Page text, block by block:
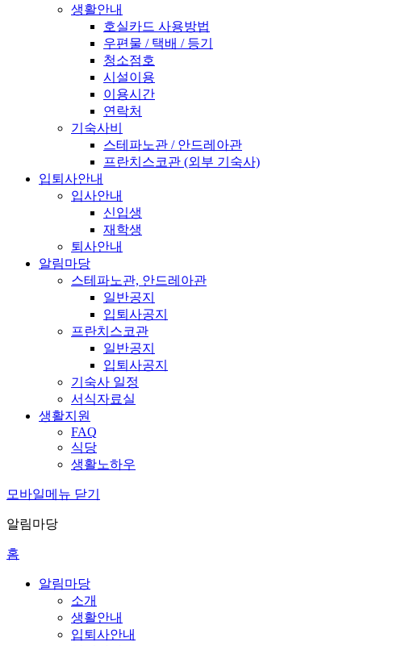
생활안내
호실카드 사용방법
우편물 / 택배 / 등기
청소점호
시설이용
이용시간
연락처
기숙사비
스테파노관 / 안드레아관
프란치스코관 (외부 기숙사)
입퇴사안내
입사안내
신입생
재학생
퇴사안내
알림마당
스테파노관, 안드레아관
일반공지
입퇴사공지
프란치스코관
일반공지
입퇴사공지
기숙사 일정
서식자료실
생활지원
FAQ
식당
생활노하우
모바일메뉴 닫기
알림마당
홈
알림마당
소개
생활안내
입퇴사안내